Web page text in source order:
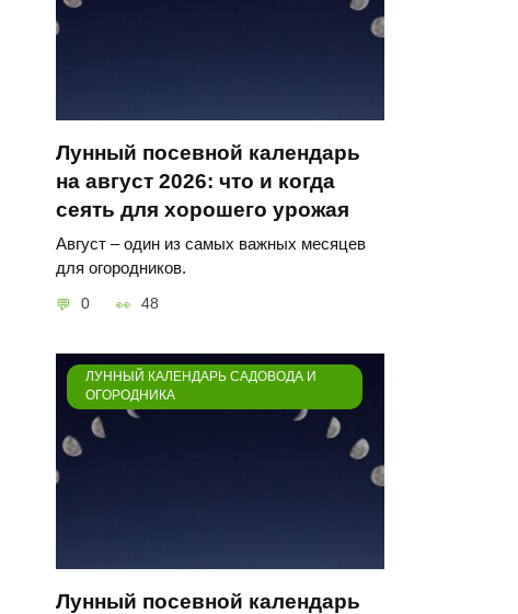
Лунный посевной календарь
на август 2026: что и когда
сеять для хорошего урожая
Август – один из самых важных месяцев
для огородников.
0 48
ЛУННЫЙ КАЛЕНДАРЬ САДОВОДА И
ОГОРОДНИКА
Лунный посевной календарь